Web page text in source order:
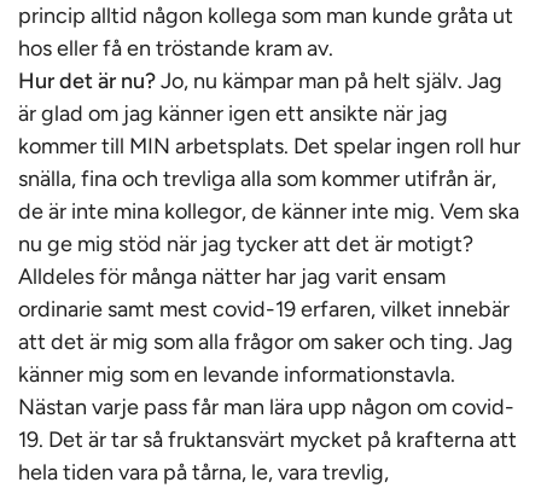
princip alltid någon kollega som man kunde gråta ut
hos eller få en tröstande kram av.
Hur det är nu?Jo, nu kämpar man på helt själv. Jag
är glad om jag känner igen ett ansikte när jag
kommer till MIN arbetsplats. Det spelar ingen roll hur
snälla, fina och trevliga alla som kommer utifrån är,
de är inte mina kollegor, de känner inte mig. Vem ska
nu ge mig stöd när jag tycker att det är motigt?
Alldeles för många nätter har jag varit ensam
ordinarie samt mest covid-19 erfaren, vilket innebär
att det är mig som alla frågor om saker och ting. Jag
känner mig som en levande informationstavla.
Nästan varje pass får man lära upp någon om covid-
19. Det är tar så fruktansvärt mycket på krafterna att
hela tiden vara på tårna, le, vara trevlig,